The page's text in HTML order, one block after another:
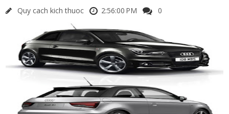
Quy cach kich thuoc 2:56:00 PM 0